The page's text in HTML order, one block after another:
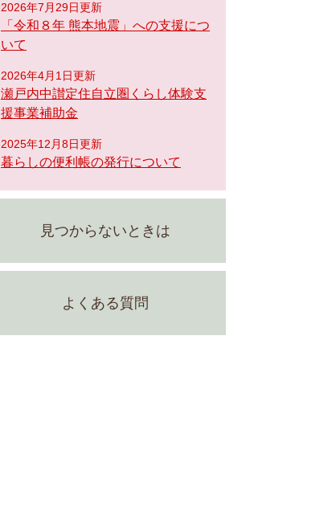
2026年7月29日更新
「令和８年 熊本地震」への支援につ
いて
2026年4月1日更新
瀬戸内中讃定住自立圏くらし体験支
援事業補助金
2025年12月8日更新
暮らしの便利帳の発行について
見つからないときは
よくある質問